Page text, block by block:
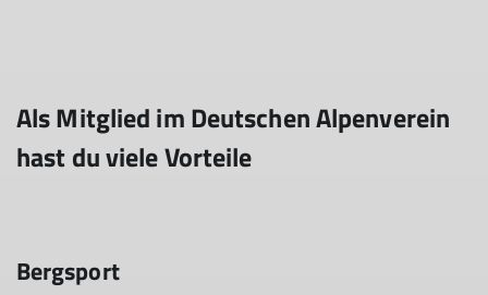
Als Mitglied im Deutschen Alpenverein
hast du viele Vorteile
Bergsport